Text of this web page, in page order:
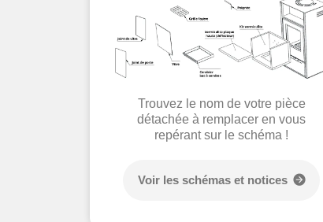
Trouvez le nom de votre pièce
détachée à remplacer en vous
repérant sur le schéma !
Voir les schémas et notices